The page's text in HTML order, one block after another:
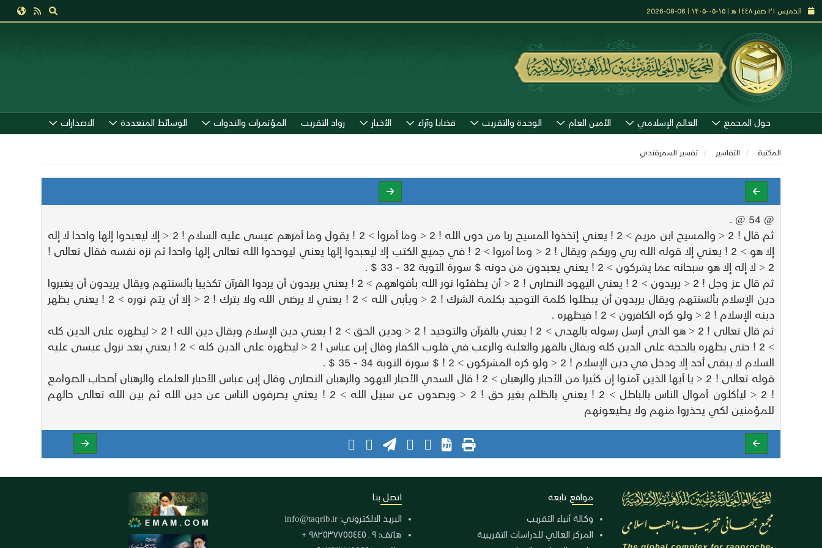
الخميس ٢١ صفر ١٤٤٨ هـ | ۱۵-۰۵-۱۴۰۵ | 06-08-2026
حول المجمع العالم الإسلامي الأمين العام الوحدة والتقريب قضايا وآراء الأخبار رواد التقريب المؤتمرات والندوات الوسائط المتعددة الاصدارات
المكتبة التفاسير تفسير السمرقندي
@ 54 @ .
ثم قال ! 2 < والمسيح ابن مريم > 2 ! يعني إتخذوا المسيح ربا من دون الله ! 2 < وما أمروا > 2 ! يقول وما أمرهم عيسى عليه السلام ! 2 < إلا ليعبدوا إلها واحدا لا إله
إلا هو > 2 ! يعني إلا قوله الله ربي وربكم ويقال ! 2 < وما أمروا > 2 ! في جميع الكتب إلا ليعبدوا إلها يعني ليوحدوا الله تعالى إلها واحدا ثم نزه نفسه فقال تعالى !
2 < لا إله إلا هو سبحانه عما يشركون > 2 ! يعني يعبدون من دونه $ سورة التوبة 32 - 33 $ .
ثم قال عز وجل ! 2 < يريدون > 2 ! يعني اليهود النصارى ! 2 < أن يطفئوا نور الله بأفواههم > 2 ! يعني يريدون أن يردوا القرآن تكذيبا بألسنتهم ويقال يريدون أن يغيروا
دين الإسلام بألسنتهم ويقال يريدون أن يبطلوا كلمة التوحيد بكلمة الشرك ! 2 < ويأبى الله > 2 ! يعني لا يرضى الله ولا يترك ! 2 < إلا أن يتم نوره > 2 ! يعني يظهر
دينه الإسلام ! 2 < ولو كره الكافرون > 2 ! فيظهره .
ثم قال تعالى ! 2 < هو الذي أرسل رسوله بالهدى > 2 ! يعني بالقرآن والتوحيد ! 2 < ودين الحق > 2 ! يعني دين الإسلام ويقال دين الله ! 2 < ليظهره على الدين كله
> 2 ! حتى يظهره بالحجة على الدين كله ويقال بالقهر والغلبة والرعب في قلوب الكفار وقال إبن عباس ! 2 < ليظهره على الدين كله > 2 ! يعني بعد نزول عيسى عليه
السلام لا يبقى أحد إلا ودخل في دين الإسلام ! 2 < ولو كره المشركون > 2 ! $ سورة التوبة 34 - 35 $ .
قوله تعالى ! 2 < يا أيها الذين آمنوا إن كثيرا من الأحبار والرهبان > 2 ! قال السدي الأحبار اليهود والرهبان النصارى وقال إبن عباس الأحبار العلماء والرهبان أصحاب الصوامع
! 2 < ليأكلون أموال الناس بالباطل > 2 ! يعني بالظلم بغير حق ! 2 < ويصدون عن سبيل الله > 2 ! يعني يصرفون الناس عن دين الله ثم بين الله تعالى حالهم
للمؤمنين لكي يحذروا منهم ولا يطيعونهم
مواقع تابعة
وكالة أنباء التقريب
المركز العالي للدراسات التقريبية
اتصل بنا
البريد الالكتروني: info@taqrib.ir
هاتف: ٩ ـ ٩٨٢٥٣٧٧٥٥٤٤٥ +